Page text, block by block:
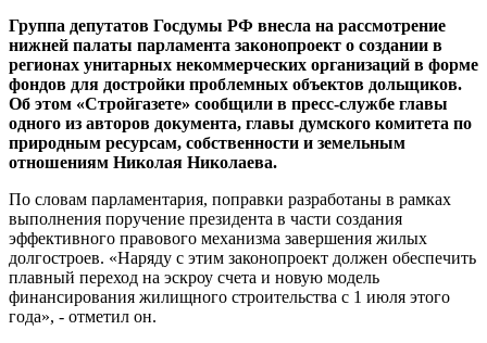
Группа депутатов Госдумы РФ внесла на рассмотрение
нижней палаты парламента законопроект о создании в
регионах унитарных некоммерческих организаций в форме
фондов для достройки проблемных объектов дольщиков.
Об этом «Стройгазете» сообщили в пресс-службе главы
одного из авторов документа, главы думского комитета по
природным ресурсам, собственности и земельным
отношениям Николая Николаева.
По словам парламентария, поправки разработаны в рамках
выполнения поручение президента в части создания
эффективного правового механизма завершения жилых
долгостроев. «Наряду с этим законопроект должен обеспечить
плавный переход на эскроу счета и новую модель
финансирования жилищного строительства с 1 июля этого
года», - отметил он.